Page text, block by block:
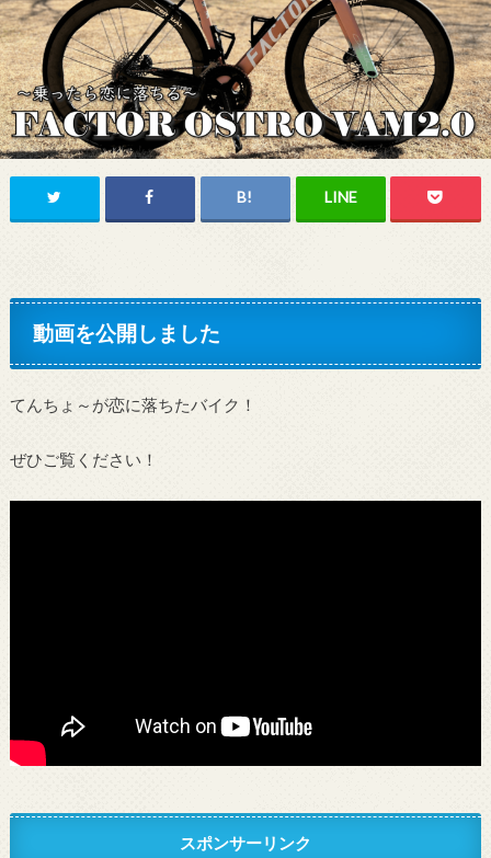
動画を公開しました
てんちょ～が恋に落ちたバイク！
ぜひご覧ください！
スポンサーリンク